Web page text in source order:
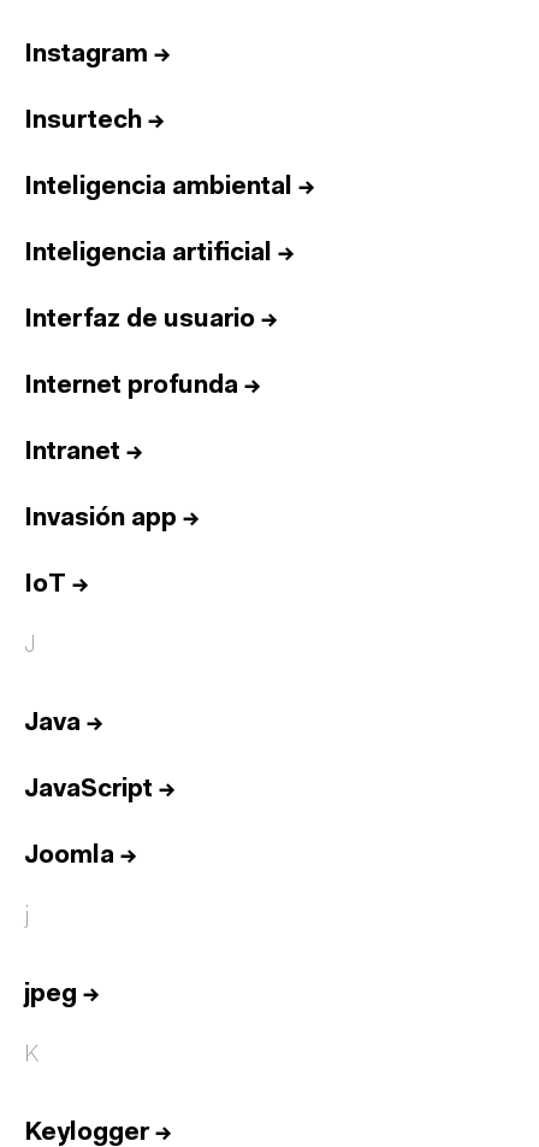
Instagram →
Insurtech →
Inteligencia ambiental →
Inteligencia artificial →
Interfaz de usuario →
Internet profunda →
Intranet →
Invasión app →
IoT →
J
Java →
JavaScript →
Joomla →
j
jpeg →
K
Keylogger→